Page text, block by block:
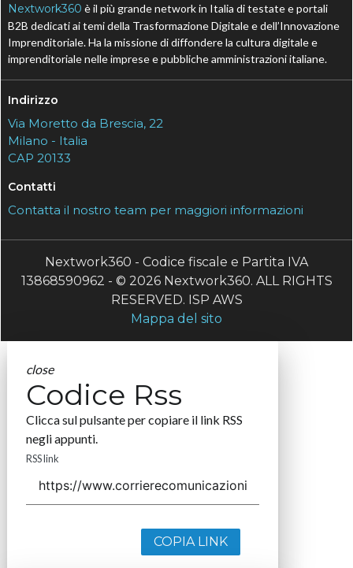
Nextwork360 è il più grande network in Italia di testate e portali
B2B dedicati ai temi della Trasformazione Digitale e dell’Innovazione
Imprenditoriale. Ha la missione di diffondere la cultura digitale e
imprenditoriale nelle imprese e pubbliche amministrazioni italiane.
Indirizzo
Via Moretto da Brescia, 22
Milano - Italia
CAP 20133
Contatti
Contatta il nostro team per maggiori informazioni
Nextwork360 - Codice fiscale e Partita IVA
13868590962 - © 2026 Nextwork360. ALL RIGHTS
RESERVED. ISP AWS
Mappa del sito
close
Codice Rss
Clicca sul pulsante per copiare il link RSS
negli appunti.
RSS link
COPIA LINK